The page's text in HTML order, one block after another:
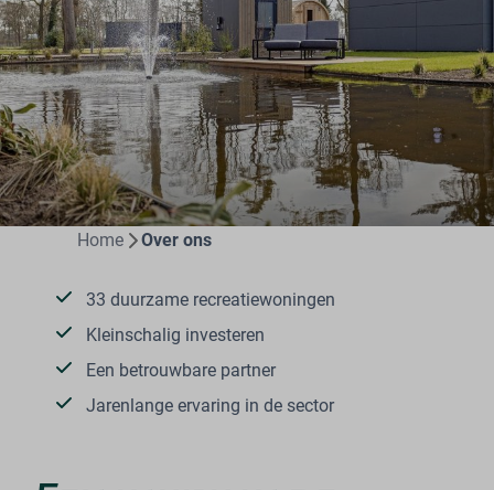
Home Over ons
33 duurzame recreatiewoningen
Kleinschalig investeren
Een betrouwbare partner
Jarenlange ervaring in de sector